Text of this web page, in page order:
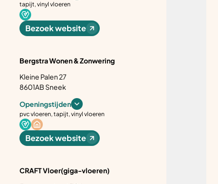
tapijt, vinyl vloeren
Bezoek website
Bergstra Wonen & Zonwering
Kleine Palen 27
8601AB Sneek
Openingstijden
pvc vloeren, tapijt, vinyl vloeren
Bezoek website
CRAFT Vloer(giga-vloeren)